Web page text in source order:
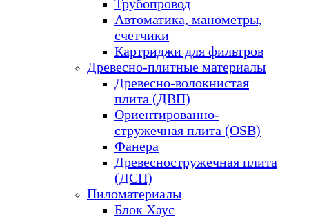
Трубопровод
Автоматика, манометры,
счетчики
Картриджи для фильтров
Древесно-плитные материалы
Древесно-волокнистая
плита (ДВП)
Ориентированно-
стружечная плита (OSB)
Фанера
Древесностружечная плита
(ДСП)
Пиломатериалы
Блок Хаус